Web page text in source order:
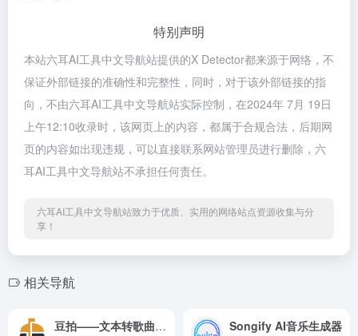
特别声明
本站六耳AI工具中文导航站提供的X Detector都来源于网络，不
保证外部链接的准确性和完整性，同时，对于该外部链接的指
向，不由六耳AI工具中文导航站实际控制，在2024年 7月 19日
上午12:10收录时，该网页上的内容，都属于合规合法，后期网
页的内容如出现违规，可以直接联系网站管理员进行删除，六
耳AI工具中文导航站不承担任何责任。
六耳AI工具中文导航站致力于优质、实用的网络站点资源收集与分
享！
相关导航
豆拍——文本转歌曲 AI 轻松创作高品质音乐 Songify AI音乐生成器